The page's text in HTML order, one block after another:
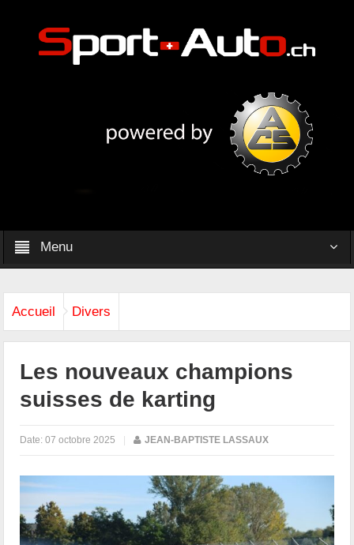
Menu
Accueil Divers
Les nouveaux champions
suisses de karting
Date:07 octobre 2025 | JEAN-BAPTISTE LASSAUX